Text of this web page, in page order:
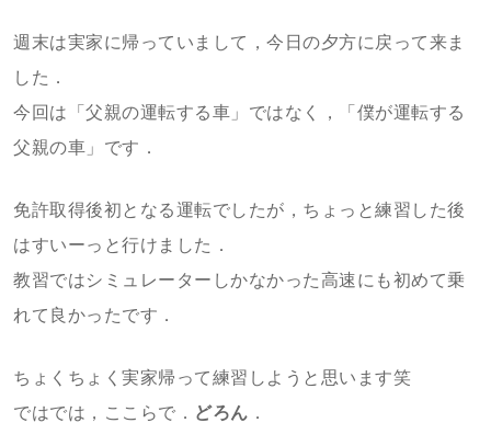
週末は実家に帰っていまして，今日の夕方に戻って来ま
した．
今回は「父親の運転する車」ではなく，「僕が運転する
父親の車」です．
免許取得後初となる運転でしたが，ちょっと練習した後
はすいーっと行けました．
教習ではシミュレーターしかなかった高速にも初めて乗
れて良かったです．
ちょくちょく実家帰って練習しようと思います笑
ではでは，ここらで． どろん ．